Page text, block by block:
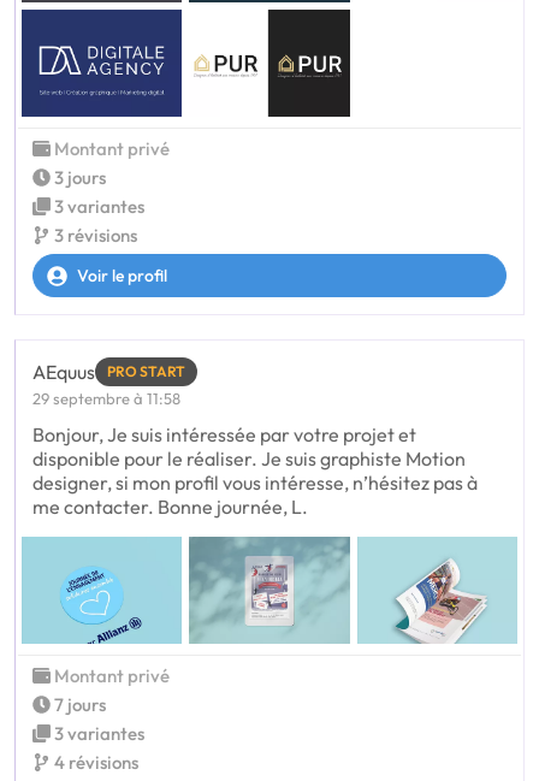
Montant privé
3 jours
3 variantes
3 révisions
Voir le profil
AEquus PRO START
29 septembre à 11:58
Bonjour, Je suis intéressée par votre projet et
disponible pour le réaliser. Je suis graphiste Motion
designer, si mon profil vous intéresse, n’hésitez pas à
me contacter. Bonne journée, L.
Montant privé
7 jours
3 variantes
4 révisions